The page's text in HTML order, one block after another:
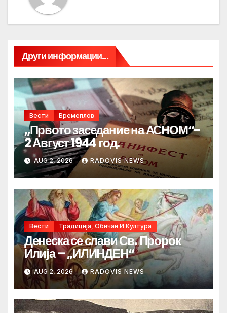
Други информации...
Вести Времеплов
„Првото заседание на АСНОМ“-
2 Август 1944 год.
AUG 2, 2026 RADOVIS NEWS
Вести Традиција, Обичаи И Култура
Денеска се слави Св. Пророк
Илија – „ИЛИНДЕН“
AUG 2, 2026 RADOVIS NEWS